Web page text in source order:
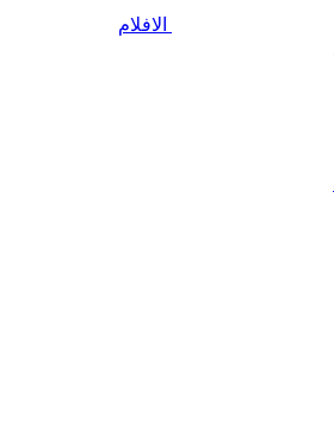
الافلام